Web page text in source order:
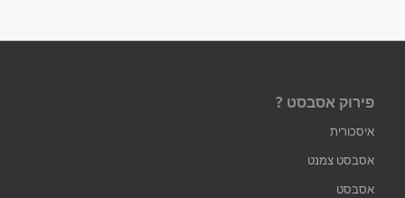
פירוק אסבסט ?
איסכורית
אסבסט צמנט
אסבסט